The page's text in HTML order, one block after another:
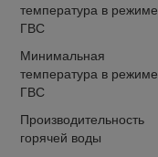
температура в режиме
ГВС
Минимальная
температура в режиме
ГВС
Производительность
горячей воды